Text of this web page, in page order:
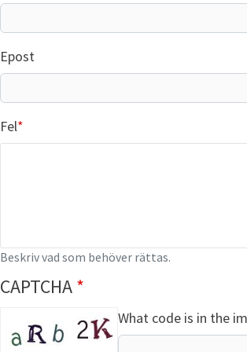
Epost
Fel
Beskriv vad som behöver rättas.
CAPTCHA
What code is in the